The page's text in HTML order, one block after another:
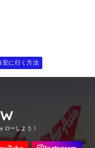
安に行く方法